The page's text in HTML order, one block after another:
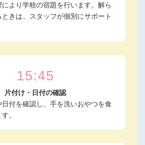
より学校の宿題を行います。解ら
きは、スタッフが個別にサポート
15:45
片付け・日付の確認
付を確認し、手を洗いおやつを食
。